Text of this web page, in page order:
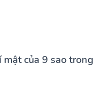
của 9 sao trong